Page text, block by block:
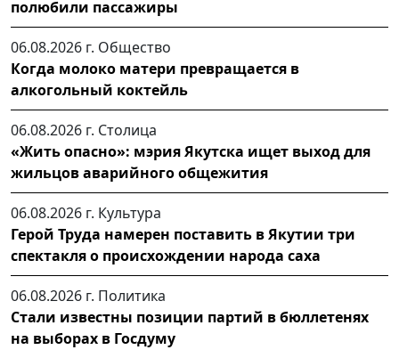
полюбили пассажиры
06.08.2026 г. Общество
Когда молоко матери превращается в
алкогольный коктейль
06.08.2026 г. Столица
«Жить опасно»: мэрия Якутска ищет выход для
жильцов аварийного общежития
06.08.2026 г. Культура
Герой Труда намерен поставить в Якутии три
спектакля о происхождении народа саха
06.08.2026 г. Политика
Стали известны позиции партий в бюллетенях
на выборах в Госдуму